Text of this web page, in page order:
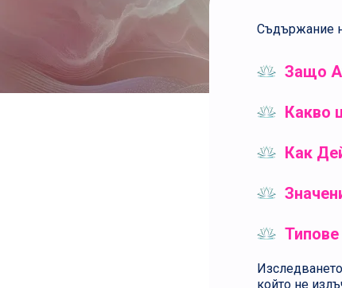
Съдържание
Защо
Какво
Как
който не